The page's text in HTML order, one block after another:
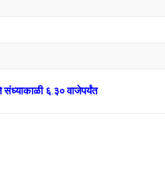
संध्याकाळी ६.३० वाजेपर्यंत